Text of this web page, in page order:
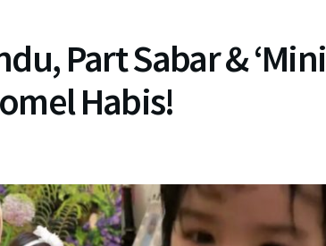
Part Sabar & ‘Mini
Habis!